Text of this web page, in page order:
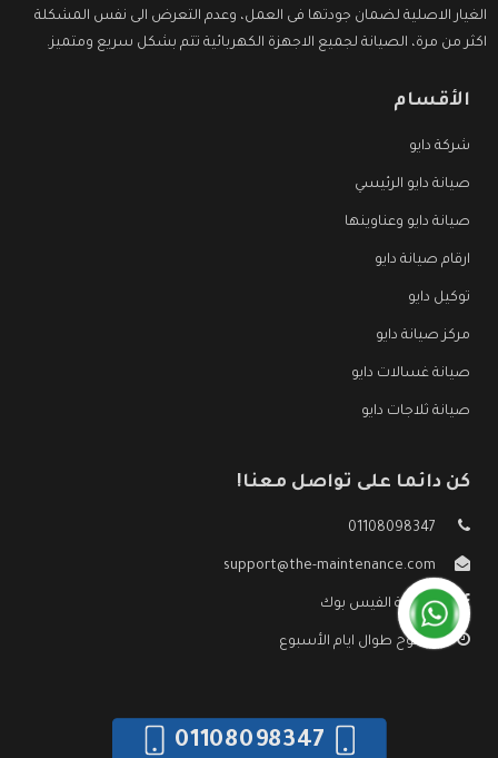
الغيار الاصلية لضمان جودتها فى العمل، وعدم التعرض الى نفس المشكلة
اكثر من مرة، الصيانة لجميع الاجهزة الكهربائية تتم بشكل سريع ومتميز.
الأقسام
شركة دايو
صيانة دايو الرئيسي
صيانة دايو وعناوينها
ارقام صيانة دايو
توكيل دايو
مركز صيانة دايو
صيانة غسالات دايو
صيانة ثلاجات دايو
كن دائما على تواصل معنا!
01108098347
support@the-maintenance.com
صفحة الفيس بوك
مفتوح طوال ايام الأسبوع
01108098347